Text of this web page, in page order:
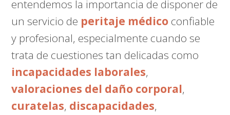
entendemos la importancia de disponer de
un servicio de peritaje médico confiable
y profesional, especialmente cuando se
trata de cuestiones tan delicadas como
incapacidades laborales,
valoraciones del daño corporal,
curatelas, discapacidades,